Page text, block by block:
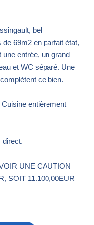
bel
69m2 en parfait état,
entrée, un grand
et WC séparé. Une
ce bien.
entièrement
direct.
UNE CAUTION
SOIT 11.100,00EUR